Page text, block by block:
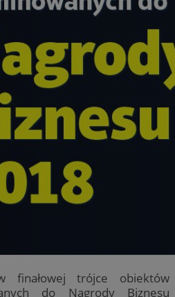
finałowej trójce obiektów
do Nagrody Biznesu